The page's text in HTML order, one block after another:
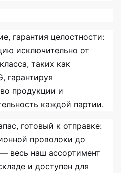
гарантия целостности:
исключительно от
таких как
гарантируя
продукции и
каждой партии.
готовый к отправке:
проволоки до
весь наш ассортимент
и доступен для